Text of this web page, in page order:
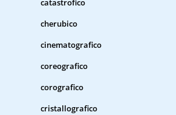
catastrofico
cherubico
cinematografico
coreografico
corografico
cristallografico